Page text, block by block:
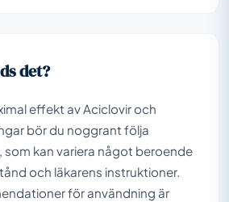
det?
effekt av Aciclovir och
bör du noggrant följa
som kan variera något beroende
och läkarens instruktioner.
för användning är